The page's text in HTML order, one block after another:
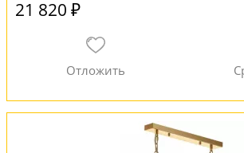
21 820 ₽